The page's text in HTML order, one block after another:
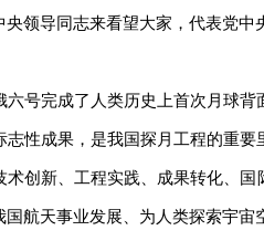
领导同志来看望大家，代表党中
六号完成了人类历史上首次月球
志性成果，是我国探月工程的重
术创新、工程实践、成果转化、
航天事业发展、为人类探索宇宙